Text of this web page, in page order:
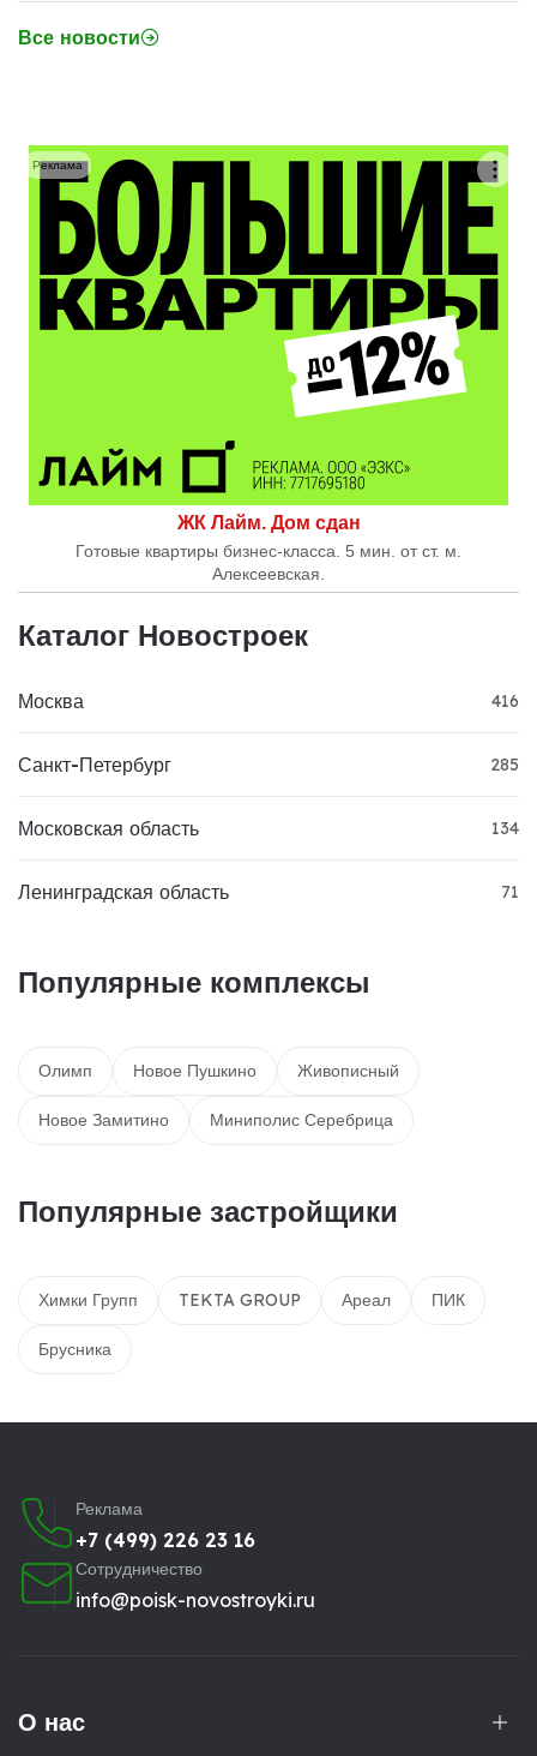
Все новости
ЖК Лайм. Дом сдан
Готовые квартиры бизнес-класса. 5 мин. от ст. м.
Алексеевская.
Реклама
Каталог Новостроек
Москва 416
Санкт-Петербург 285
Московская область 134
Ленинградская область 71
Популярные комплексы
Олимп Новое Пушкино Живописный
Новое Замитино Миниполис Серебрица
Популярные застройщики
Химки Групп TEKTA GROUP Ареал ПИК
Брусника
Реклама
+7 (499) 226 23 16
Сотрудничество
info@poisk-novostroyki.ru
О нас